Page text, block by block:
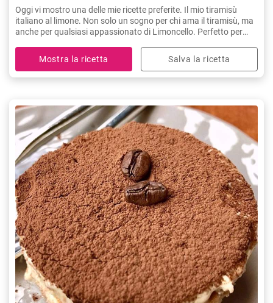
Oggi vi mostro una delle mie ricette preferite. Il mio tiramisù
italiano al limone. Non solo un sogno per chi ama il tiramisù, ma
anche per qualsiasi appassionato di Limoncello. Perfetto per
Mostra la ricetta
Salva la ricetta